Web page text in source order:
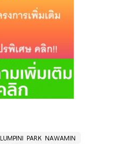
LUMPINI PARK NAWAMIN